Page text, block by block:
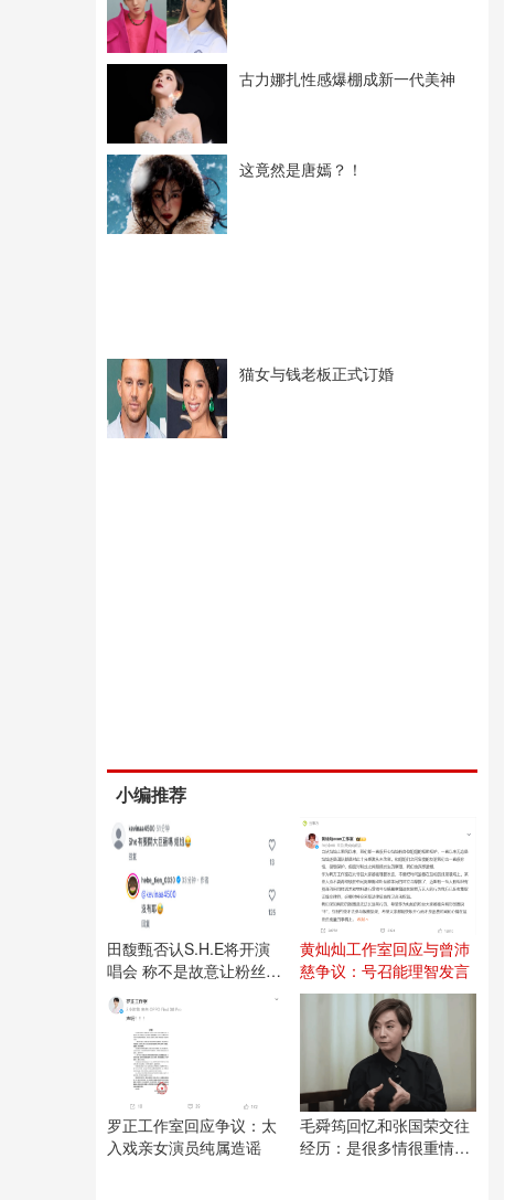
古力娜扎性感爆棚成新一代美神
这竟然是唐嫣？！
猫女与钱老板正式订婚
小编推荐
田馥甄否认S.H.E将开演
唱会 称不是故意让粉丝失
望
黄灿灿工作室回应与曾沛
慈争议：号召能理智发言
罗正工作室回应争议：太
入戏亲女演员纯属造谣
毛舜筠回忆和张国荣交往
经历：是很多情很重情的